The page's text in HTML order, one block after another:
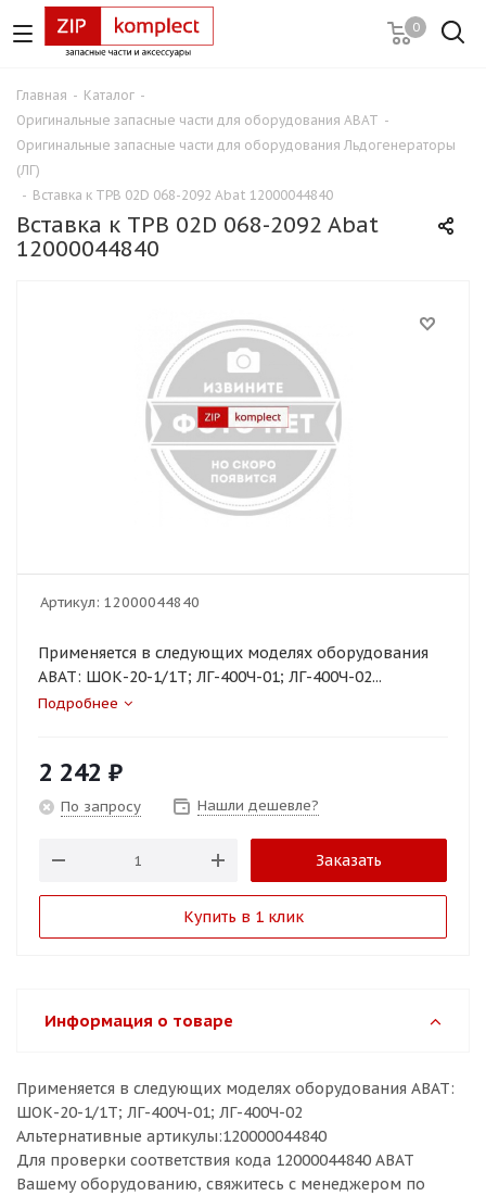
0
Главная - Каталог -
Оригинальные запасные части для оборудования ABAT -
Оригинальные запасные части для оборудования Льдогенераторы
(ЛГ)
- Вставка к ТРВ 02D 068-2092 Abat 12000044840
Вставка к ТРВ 02D 068-2092 Abat
12000044840
Артикул: 12000044840
Применяется в следующих моделях оборудования
ABAT: ШОК-20-1/1Т; ЛГ-400Ч-01; ЛГ-400Ч-02...
Подробнее
2 242 ₽
По запросу Нашли дешевле?
Заказать
Купить в 1 клик
Информация о товаре
Применяется в следующих моделях оборудования ABAT:
ШОК-20-1/1Т; ЛГ-400Ч-01; ЛГ-400Ч-02
Альтернативные артикулы:120000044840
Для проверки соответствия кода 12000044840 ABAT
Вашему оборудованию, свяжитесь с менеджером по